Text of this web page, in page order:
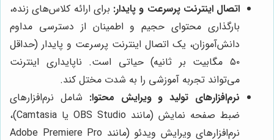
اتصال اینترنت پرسرعت و پایدار: برای ارائه کلاس‌های زنده،
بارگذاری محتوای حجیم و اطمینان از دسترسی مداوم
دانش‌آموزان، یک اتصال اینترنت پرسرعت و پایدار (حداقل
۵۰ مگابیت بر ثانیه) حیاتی است. ناپایداری اینترنت
می‌تواند تجربه آموزشی را به شدت مختل کند.
نرم‌افزارهای تولید و ویرایش محتوا: شامل نرم‌افزارهای
ضبط صفحه نمایش (مانند OBS Studio یا Camtasia)،
نرم‌افزارهای ویرایش ویدئو (مانند Adobe Premiere Pro